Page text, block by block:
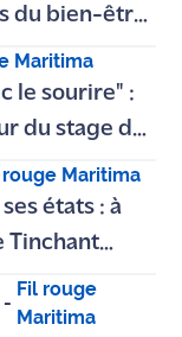
du bien-être
Maritima
le sourire" :
du stage de
Rugby Club
rouge Maritima
états : à
Tinchant
Côte Bleue"
-
Fil rouge
Maritima